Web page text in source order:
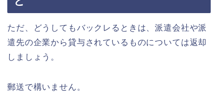
ただ、どうしてもバックレるときは、派遣会社や派
遣先の企業から貸与されているものについては返却
しましょう。
郵送で構いません。